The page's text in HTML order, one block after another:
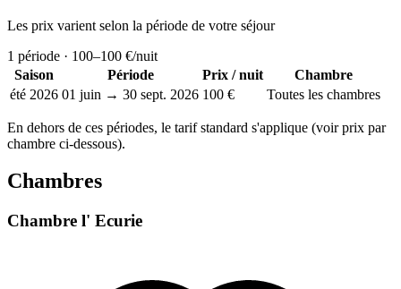
Les prix varient selon la période de votre séjour
1 période · 100–100 €/nuit
Saison
Période Prix / nuit
Chambre
été 2026 01 juin → 30 sept. 2026 100 € Toutes les chambres
En dehors de ces périodes, le tarif standard s'applique (voir prix par
chambre ci-dessous).
Chambres
Chambre l' Ecurie